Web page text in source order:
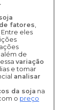
fatores,
Entre eles
de
variação
e tomar
analisar
da soja na
o preço